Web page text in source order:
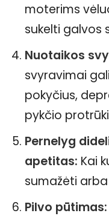
moterims
sukelti galvos
Nuotaikos
svyravimai
pokyčius,
pykčio
Pernelyg
apetitas: Kai
sumažėti
Pilvo pūtimas: